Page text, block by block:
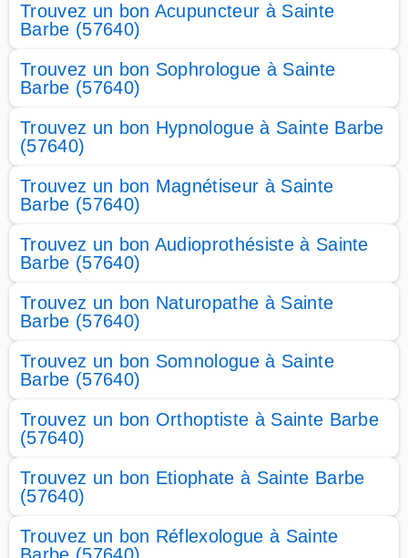
Trouvez un bon Acupuncteur à Sainte
Barbe (57640)
Trouvez un bon Sophrologue à Sainte
Barbe (57640)
Trouvez un bon Hypnologue à Sainte Barbe
(57640)
Trouvez un bon Magnétiseur à Sainte
Barbe (57640)
Trouvez un bon Audioprothésiste à Sainte
Barbe (57640)
Trouvez un bon Naturopathe à Sainte
Barbe (57640)
Trouvez un bon Somnologue à Sainte
Barbe (57640)
Trouvez un bon Orthoptiste à Sainte Barbe
(57640)
Trouvez un bon Etiophate à Sainte Barbe
(57640)
Trouvez un bon Réflexologue à Sainte